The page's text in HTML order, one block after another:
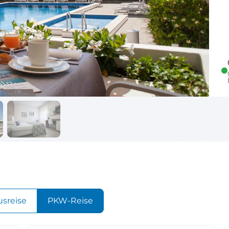
Frankreich
Reisekalender
Ihr perfekt geplantes Jahr
Abfahrtsstellen
Alles auf einen Blick
Reisekalender
Ihr perfekt geplantes Jahr
Ihr Weg zum
Flughafentransfer &
PKW-Reise